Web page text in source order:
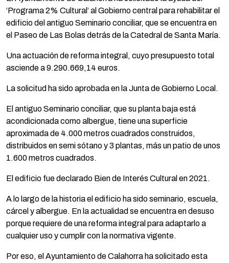
‘Programa 2% Cultural’ al Gobierno central para rehabilitar el
edificio del antiguo Seminario conciliar, que se encuentra en
el Paseo de Las Bolas detrás de la Catedral de Santa María.
Una actuación de reforma integral, cuyo presupuesto total
asciende a 9.290.669,14 euros.
La solicitud ha sido aprobada en la Junta de Gobierno Local.
El antiguo Seminario conciliar, que su planta baja está
acondicionada como albergue, tiene una superficie
aproximada de 4.000 metros cuadrados construidos,
distribuidos en semi sótano y 3 plantas, más un patio de unos
1.600 metros cuadrados.
El edificio fue declarado Bien de Interés Cultural en 2021.
A lo largo de la historia el edificio ha sido seminario, escuela,
cárcel y albergue. En la actualidad se encuentra en desuso
porque requiere de una reforma integral para adaptarlo a
cualquier uso y cumplir con la normativa vigente.
Por eso, el Ayuntamiento de Calahorra ha solicitado esta